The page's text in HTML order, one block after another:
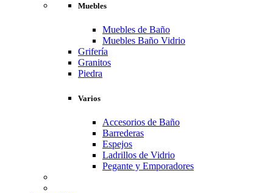
Muebles
Muebles de Baño
Muebles Baño Vidrio
Grifería
Granitos
Piedra
Varios
Accesorios de Baño
Barrederas
Espejos
Ladrillos de Vidrio
Pegante y Emporadores